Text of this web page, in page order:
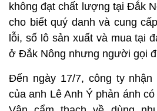
không đạt chất lượng tại Đắk
cho biết quý danh và cung
lỗi, số lô sản xuất và mua tại
ở Đắk Nông nhưng người gọi
Đến ngày 17/7, công ty
của anh Lê Anh Ý phản ánh